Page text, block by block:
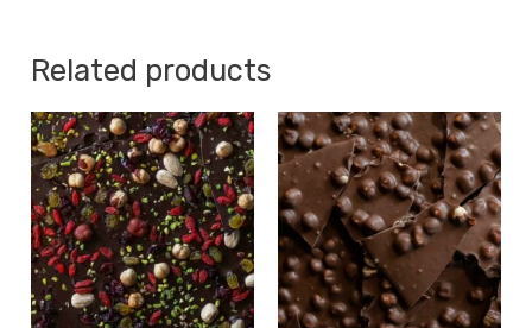
Related products